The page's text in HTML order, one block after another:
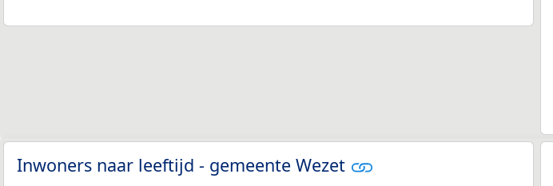
Inwoners naar leeftijd - gemeente Wezet